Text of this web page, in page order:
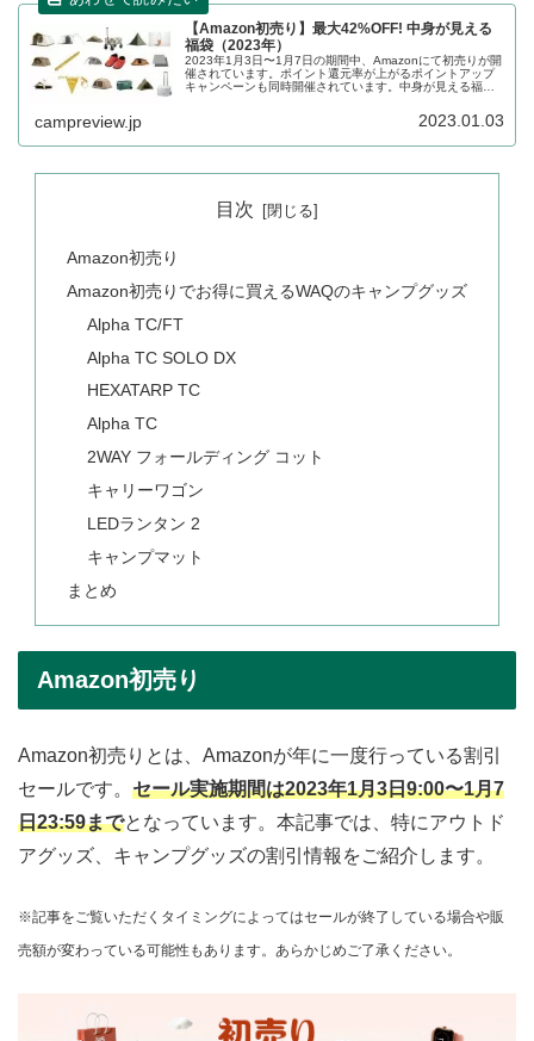
【Amazon初売り】最大42%OFF! 中身が見える
福袋（2023年）
2023年1月3日〜1月7日の期間中、Amazonにて初売りが開
催されています。ポイント還元率が上がるポイントアップ
キャンペーンも同時開催されています。中身が見える福袋
campreview.jp 2023.01.03
目次
Amazon初売り
Amazon初売りでお得に買えるWAQのキャンプグッズ
Alpha TC/FT
Alpha TC SOLO DX
HEXATARP TC
Alpha TC
2WAY フォールディング コット
キャリーワゴン
LEDランタン 2
キャンプマット
まとめ
Amazon初売り
Amazon初売りとは、Amazonが年に一度行っている割引
セールです。 セール実施期間は2023年1月3日9:00〜1月7
日23:59までとなっています。本記事では、特にアウトド
アグッズ、キャンプグッズの割引情報をご紹介します。
※記事をご覧いただくタイミングによってはセールが終了している場合や販
売額が変わっている可能性もあります。あらかじめご了承ください。